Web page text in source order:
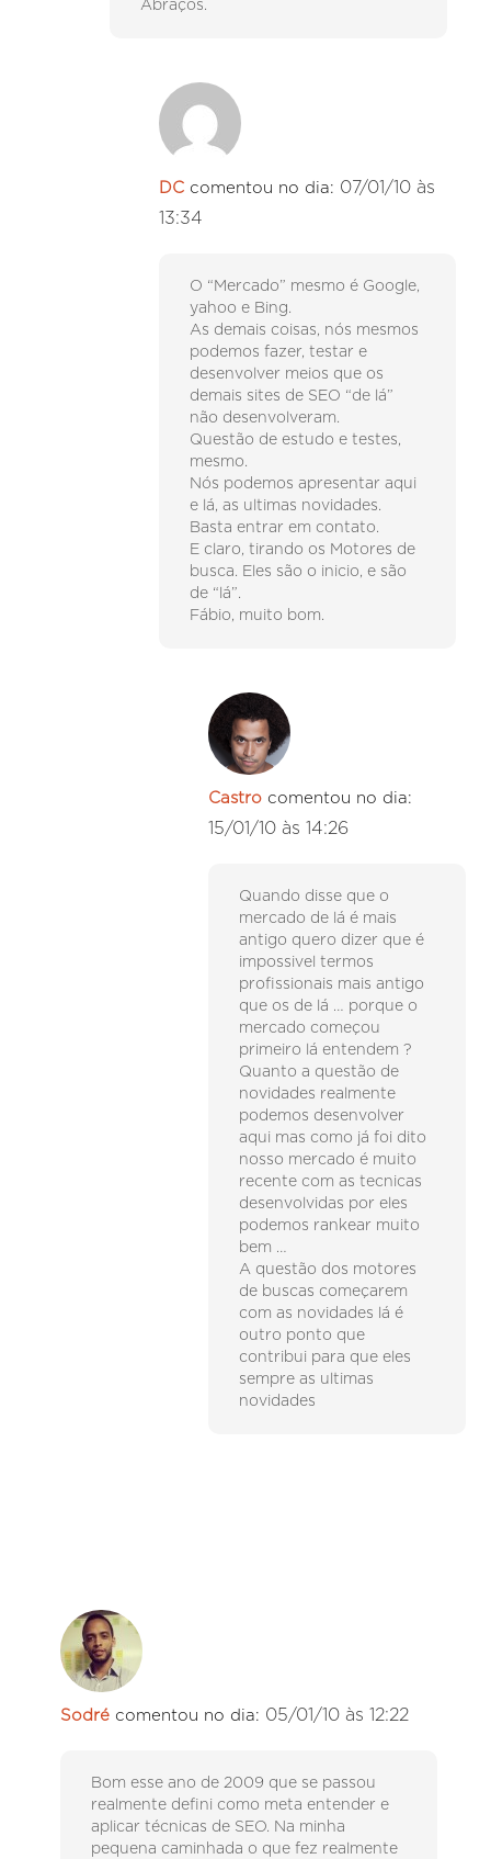
Abraços.
DC comentou no dia: 07/01/10 às
13:34
O “Mercado” mesmo é Google,
yahoo e Bing.
As demais coisas, nós mesmos
podemos fazer, testar e
desenvolver meios que os
demais sites de SEO “de lá”
não desenvolveram.
Questão de estudo e testes,
mesmo.
Nós podemos apresentar aqui
e lá, as ultimas novidades.
Basta entrar em contato.
E claro, tirando os Motores de
busca. Eles são o inicio, e são
de “lá”.
Fábio, muito bom.
Castro comentou no dia:
15/01/10 às 14:26
Quando disse que o
mercado de lá é mais
antigo quero dizer que é
impossivel termos
profissionais mais antigo
que os de lá … porque o
mercado começou
primeiro lá entendem ?
Quanto a questão de
novidades realmente
podemos desenvolver
aqui mas como já foi dito
nosso mercado é muito
recente com as tecnicas
desenvolvidas por eles
podemos rankear muito
bem …
A questão dos motores
de buscas começarem
com as novidades lá é
outro ponto que
contribui para que eles
sempre as ultimas
novidades
Sodré comentou no dia: 05/01/10 às 12:22
Bom esse ano de 2009 que se passou
realmente defini como meta entender e
aplicar técnicas de SEO. Na minha
pequena caminhada o que fez realmente